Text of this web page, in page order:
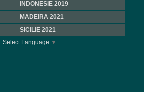
INDONESIE 2019
MADEIRA 2021
SICILIE 2021
Select Language ▼